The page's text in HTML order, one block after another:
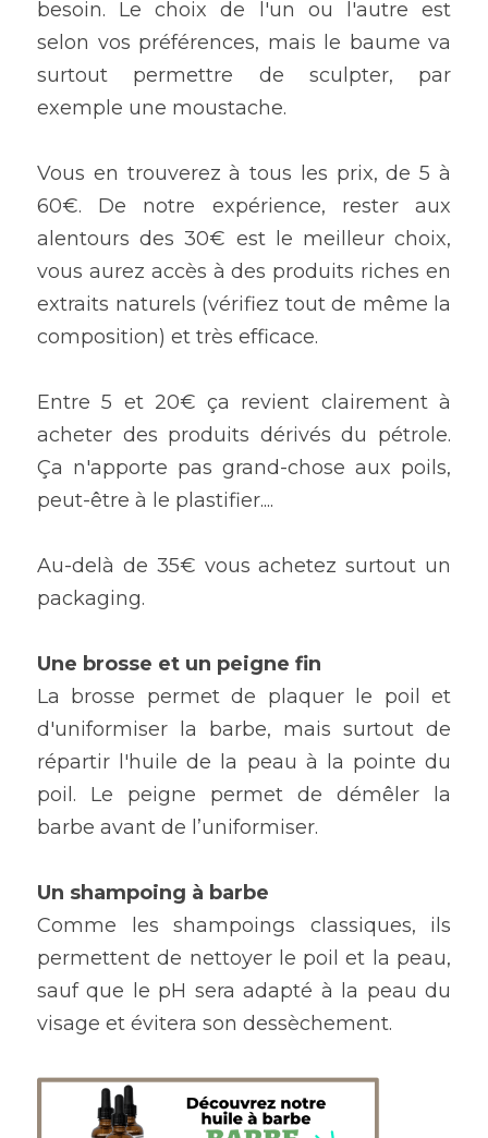
besoin. Le choix de l'un ou l'autre est
selon vos préférences, mais le baume va
surtout permettre de sculpter, par
exemple une moustache.
Vous en trouverez à tous les prix, de 5 à
60€. De notre expérience, rester aux
alentours des 30€ est le meilleur choix,
vous aurez accès à des produits riches en
extraits naturels (vérifiez tout de même la
composition) et très efficace.
Entre 5 et 20€ ça revient clairement à
acheter des produits dérivés du pétrole.
Ça n'apporte pas grand-chose aux poils,
peut-être à le plastifier....
Au-delà de 35€ vous achetez surtout un
packaging.
Une brosse et un peigne fin
La brosse permet de plaquer le poil et
d'uniformiser la barbe, mais surtout de
répartir l'huile de la peau à la pointe du
poil. Le peigne permet de démêler la
barbe avant de l’uniformiser.
Un shampoing à barbe
Comme les shampoings classiques, ils
permettent de nettoyer le poil et la peau,
sauf que le pH sera adapté à la peau du
visage et évitera son dessèchement.